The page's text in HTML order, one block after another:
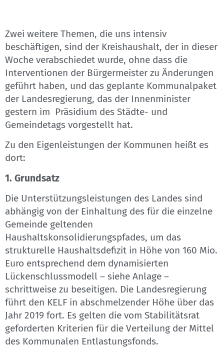
Zwei weitere Themen, die uns intensiv
beschäftigen, sind der Kreishaushalt, der in dieser
Woche verabschiedet wurde, ohne dass die
Interventionen der Bürgermeister zu Änderungen
geführt haben, und das geplante Kommunalpaket
der Landesregierung, das der Innenminister
gestern im Präsidium des Städte- und
Gemeindetags vorgestellt hat.
Zu den Eigenleistungen der Kommunen heißt es
dort:
1. Grundsatz
Die Unterstützungsleistungen des Landes sind
abhängig von der Einhaltung des für die einzelne
Gemeinde geltenden
Haushaltskonsolidierungspfades, um das
strukturelle Haushaltsdefizit in Höhe von 160 Mio.
Euro entsprechend dem dynamisierten
Lückenschlussmodell – siehe Anlage –
schrittweise zu beseitigen. Die Landesregierung
führt den KELF in abschmelzender Höhe über das
Jahr 2019 fort. Es gelten die vom Stabilitätsrat
geforderten Kriterien für die Verteilung der Mittel
des Kommunalen Entlastungsfonds.